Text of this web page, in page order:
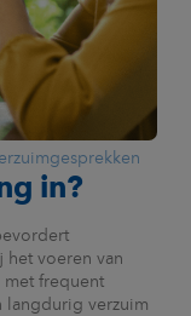
in?
het voeren van
met frequent
langdurig verzuim